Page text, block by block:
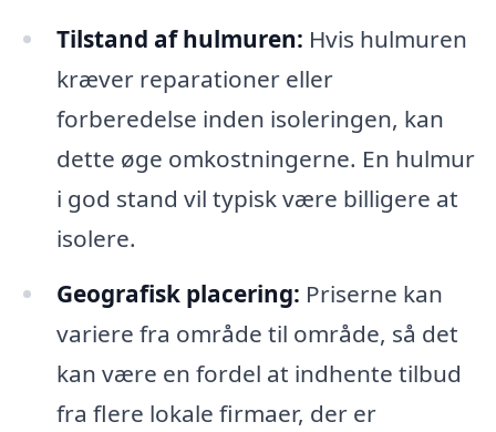
Tilstand af hulmuren: Hvis hulmuren
kræver reparationer eller
forberedelse inden isoleringen, kan
dette øge omkostningerne. En hulmur
i god stand vil typisk være billigere at
isolere.
Geografisk placering: Priserne kan
variere fra område til område, så det
kan være en fordel at indhente tilbud
fra flere lokale firmaer, der er